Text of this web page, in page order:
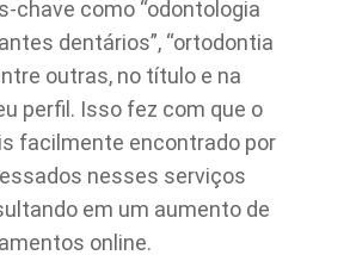
chave como “odontologia
dentários”, “ortodontia
outras, no título e na
perfil. Isso fez com que o
facilmente encontrado por
nesses serviços
em um aumento de
online.